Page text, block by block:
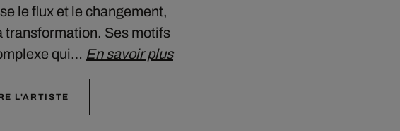
le flux et le changement,
transformation. Ses motifs
qui… En savoir plus
L'ARTISTE